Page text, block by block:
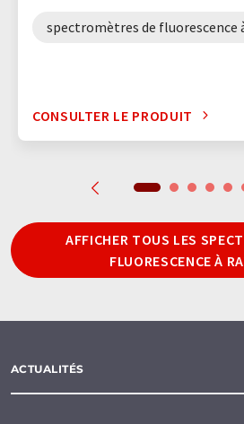
spectromètres de fluorescence
CONSULTER LE PRODUIT
AFFICHER TOUS LES
FLUORESCENCE À
ACTUALITÉS